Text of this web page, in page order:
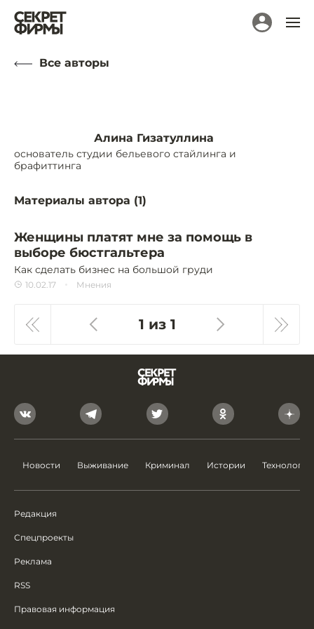
Все авторы
Алина Гизатуллина
основатель студии бельевого стайлинга и
брафиттинга
Материалы автора (1)
Женщины платят мне за помощь в
выборе бюстгальтера
Как сделать бизнес на большой груди
10.02.17 Мнения
1 из 1
Новости Выживание Криминал Истории Технологии
Редакция
Спецпроекты
Реклама
RSS
Правовая информация